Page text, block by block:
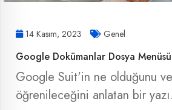
14 Kasım, 2023 Genel
Google Dokümanlar Dosya
Google Suit'in ne olduğunu ve
öğrenileceğini anlatan bir yazı.